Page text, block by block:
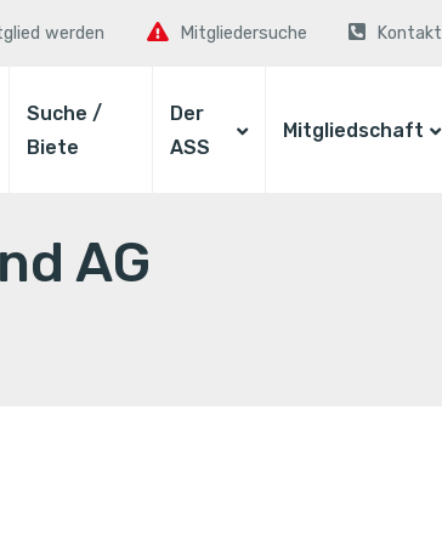
werden Mitgliedersuche Kontakt
Suche /
Biete
Der
ASS
Mitgliedschaft
AG